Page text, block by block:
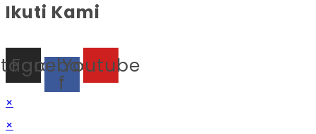
Ikuti Kami
Facebook-
f
Youtube
×
×